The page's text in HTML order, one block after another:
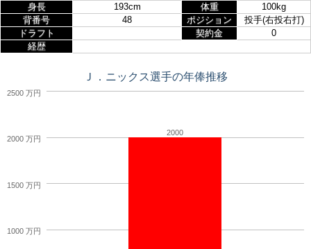
身長
193cm 体重
100kg
背番号
48 ポジション
投手(右投右打)
ドラフト
契約金
0
経歴
Ｊ．ニックス選手の年俸推移
2000
1000 万円
1500 万円
2000 万円
2500 万円